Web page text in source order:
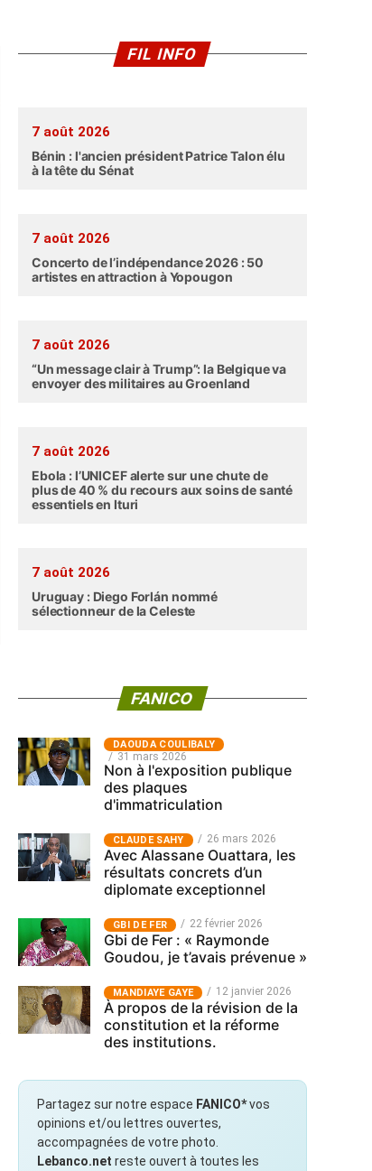
FIL INFO
7 août 2026
Bénin : l'ancien président Patrice Talon élu
à la tête du Sénat
7 août 2026
Concerto de l’indépendance 2026 : 50
artistes en attraction à Yopougon
7 août 2026
“Un message clair à Trump”: la Belgique va
envoyer des militaires au Groenland
7 août 2026
Ebola : l’UNICEF alerte sur une chute de
plus de 40 % du recours aux soins de santé
essentiels en Ituri
7 août 2026
Uruguay : Diego Forlán nommé
sélectionneur de la Celeste
FANICO
‎DAOUDA COULIBALY
31 mars 2026
Non à l'exposition publique
des plaques
d'immatriculation
CLAUDE SAHY 26 mars 2026
Avec Alassane Ouattara, les
résultats concrets d’un
diplomate exceptionnel
GBI DE FER 22 février 2026
Gbi de Fer : « Raymonde
Goudou, je t’avais prévenue »
MANDIAYE GAYE 12 janvier 2026
À propos de la révision de la
constitution et la réforme
des institutions.
Partagez sur notre espace FANICO*vos
opinions et/ou lettres ouvertes,
accompagnées de votre photo.
Lebanco.net reste ouvert à toutes les